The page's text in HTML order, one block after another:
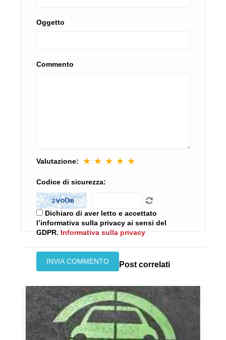
Oggetto
Commento
Valutazione: ★ ★ ★ ★ ★
Codice di sicurezza:
Dichiaro di aver letto e accettato
l’informativa sulla privacy ai sensi del
GDPR. Informativa sulla privacy
Post correlati